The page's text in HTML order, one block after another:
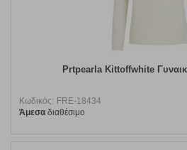
Prtpearla Kittoffwhite
Κωδικός: FRE-18434
Άμεσα διαθέσιμο